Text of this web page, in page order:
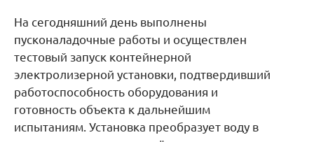
На сегодняшний день выполнены
пусконаладочные работы и осуществлен
тестовый запуск контейнерной
электролизерной установки, подтвердивший
работоспособность оборудования и
готовность объекта к дальнейшим
испытаниям. Установка преобразует воду в